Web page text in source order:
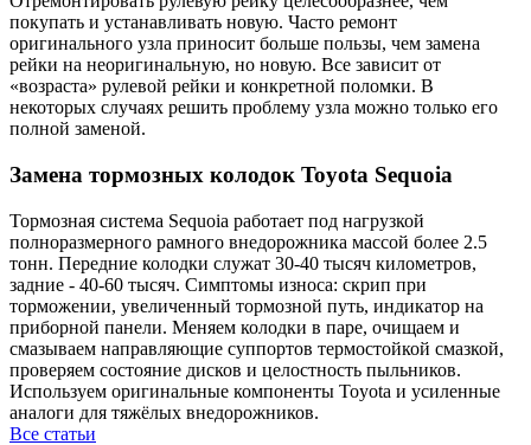
покупать и устанавливать новую. Часто ремонт
оригинального узла приносит больше пользы, чем замена
рейки на неоригинальную, но новую. Все зависит от
«возраста» рулевой рейки и конкретной поломки. В
некоторых случаях решить проблему узла можно только его
полной заменой.
Замена тормозных колодок Toyota Sequoia
Тормозная система Sequoia работает под нагрузкой
полноразмерного рамного внедорожника массой более 2.5
тонн. Передние колодки служат 30-40 тысяч километров,
задние - 40-60 тысяч. Симптомы износа: скрип при
торможении, увеличенный тормозной путь, индикатор на
приборной панели. Меняем колодки в паре, очищаем и
смазываем направляющие суппортов термостойкой смазкой,
проверяем состояние дисков и целостность пыльников.
Используем оригинальные компоненты Toyota и усиленные
аналоги для тяжёлых внедорожников.
Все статьи